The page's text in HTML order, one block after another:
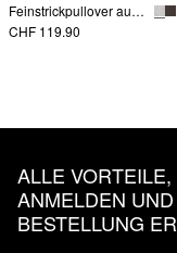
Feinstrickpullover aus Viskosemix mit Zierbiese
CHF 119.90
ALLE
ANMELDEN
BESTELLUNG